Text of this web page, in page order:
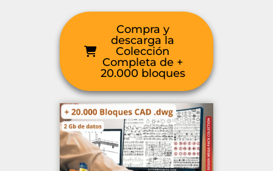
Compra y
descarga la
Colección
Completa de +
20.000 bloques